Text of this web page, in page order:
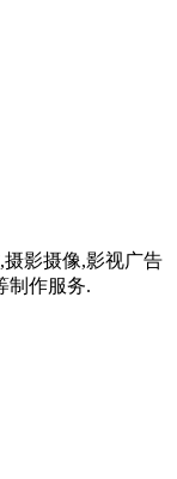
影摄像,影视广告
制作服务.